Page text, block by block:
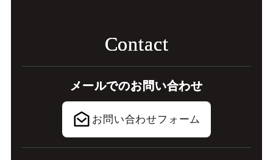
Contact
メールでのお問 い合わせ
お問い合わせフォーム